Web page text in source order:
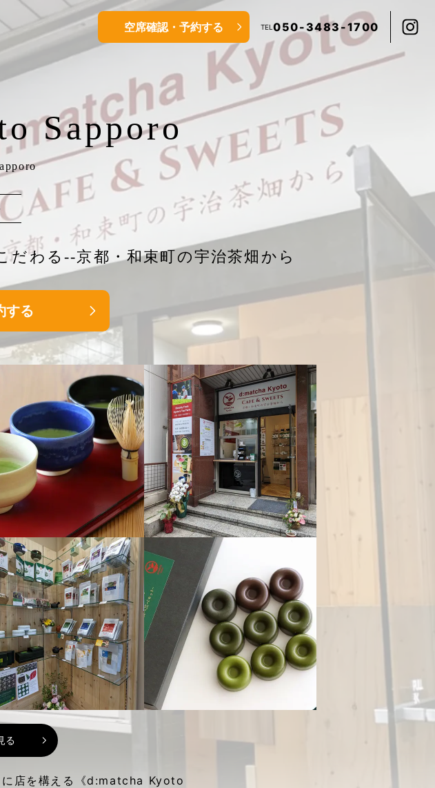
空席確認・予約する TEL050-3483-1700
Sapporo
だわる--京都・和束町の宇治茶畑から
する
る
に店を構える《d:matcha Kyoto